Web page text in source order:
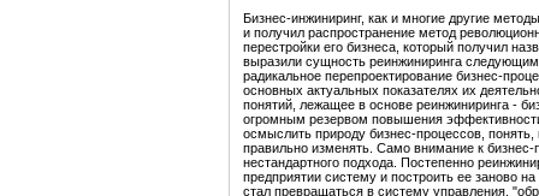
Бизнес-инжиниринг, как и многие другие
и получил распространение метод
перестройки его бизнеса, который получил
выразили cущность реинжиниринга
радикальное перепроектирование бизнес-
основных актуальных показателях их
понятий, лежащее в основе реинжиниринга -
огромным резервом повышения
осмыслить природу бизнес-процессов,
правильно изменять. Само внимание к
нестандартного подхода. Постепенно
предприятии систему и построить ее заново
стал превращаться в систему управления,